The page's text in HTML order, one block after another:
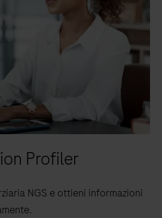
Profiler
NGS e ottieni informazioni